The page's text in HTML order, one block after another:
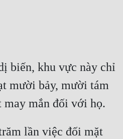
biến, khu vực này chỉ
mười bảy, mười tám
lần việc đối mặt